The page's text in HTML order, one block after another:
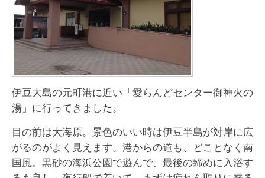
伊豆大島の元町港に近い「愛らんどセンター御神火の
湯」に行ってきました。
目の前は大海原。景色のいい時は伊豆半島が対岸に広
がるのがよく見えます。港からの道も、どことなく南
国風。黒砂の海浜公園で遊んで、最後の締めに入浴す